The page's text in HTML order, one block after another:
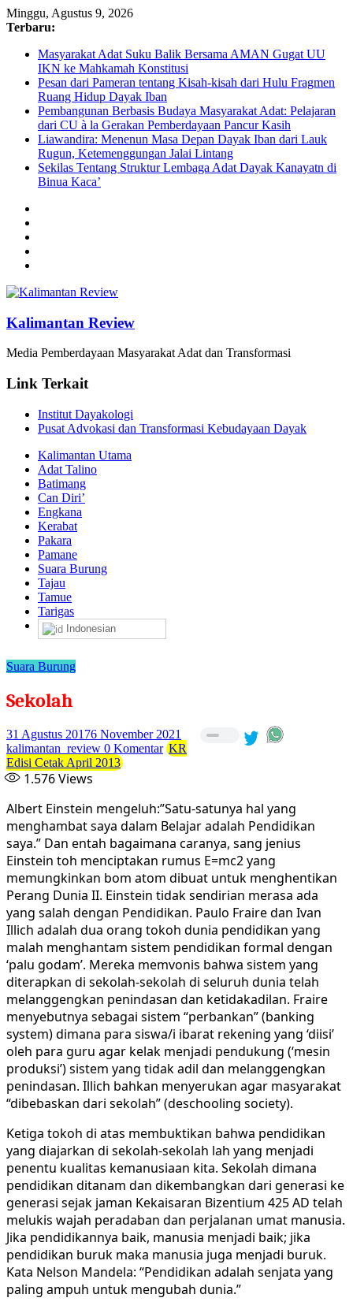
Minggu, Agustus 9, 2026
Terbaru:
Masyarakat Adat Suku Balik Bersama AMAN Gugat UU
IKN ke Mahkamah Konstitusi
Pesan dari Pameran tentang Kisah-kisah dari Hulu Fragmen
Ruang Hidup Dayak Iban
Pembangunan Berbasis Budaya Masyarakat Adat: Pelajaran
dari CU à la Gerakan Pemberdayaan Pancur Kasih
Liawandira: Menenun Masa Depan Dayak Iban dari Lauk
Rugun, Ketemenggungan Jalai Lintang
Sekilas Tentang Struktur Lembaga Adat Dayak Kanayatn di
Binua Kaca’
Kalimantan Review
Media Pemberdayaan Masyarakat Adat dan Transformasi
Link Terkait
Institut Dayakologi
Pusat Advokasi dan Transformasi Kebudayaan Dayak
Kalimantan Utama
Adat Talino
Batimang
Can Diri’
Engkana
Kerabat
Pakara
Pamane
Suara Burung
Tajau
Tamue
Tarigas
Indonesian
Suara Burung
Sekolah
31 Agustus 20176 November 2021
kalimantan_review 0 Komentar KR
Edisi Cetak April 2013
1.576Views
Albert Einstein mengeluh:”Satu-satunya hal yang
menghambat saya dalam Belajar adalah Pendidikan
saya.” Dan entah bagaimana caranya, sang jenius
Einstein toh menciptakan rumus E=mc2 yang
memungkinkan bom atom dibuat untuk menghentikan
Perang Dunia II. Einstein tidak sendirian merasa ada
yang salah dengan Pendidikan. Paulo Fraire dan Ivan
Illich adalah dua orang tokoh dunia pendidikan yang
malah menghantam sistem pendidikan formal dengan
‘palu godam’. Mereka memvonis bahwa sistem yang
diterapkan di sekolah-sekolah di seluruh dunia telah
melanggengkan penindasan dan ketidakadilan. Fraire
menyebutnya sebagai sistem “perbankan” (banking
system) dimana para siswa/i ibarat rekening yang ‘diisi’
oleh para guru agar kelak menjadi pendukung (‘mesin
produksi’) sistem yang tidak adil dan melanggengkan
penindasan. Illich bahkan menyerukan agar masyarakat
“dibebaskan dari sekolah” (deschooling society).
Ketiga tokoh di atas membuktikan bahwa pendidikan
yang diajarkan di sekolah-sekolah lah yang menjadi
penentu kualitas kemanusiaan kita. Sekolah dimana
pendidikan ditanam dan dikembangkan dari generasi ke
generasi sejak jaman Kekaisaran Bizentium 425 AD telah
melukis wajah peradaban dan perjalanan umat manusia.
Jika pendidikannya baik, manusia menjadi baik; jika
pendidikan buruk maka manusia juga menjadi buruk.
Kata Nelson Mandela: “Pendidikan adalah senjata yang
paling ampuh untuk mengubah dunia.”